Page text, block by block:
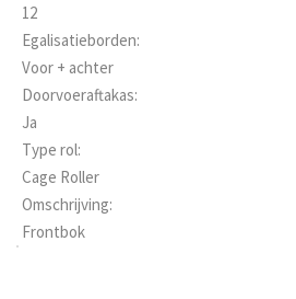
12
Egalisatieborden:
Voor + achter
Doorvoeraftakas:
Ja
Type rol:
Cage Roller
Omschrijving:
Frontbok